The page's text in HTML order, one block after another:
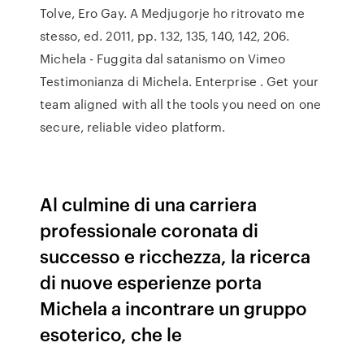
Tolve, Ero Gay. A Medjugorje ho ritrovato me
stesso, ed. 2011, pp. 132, 135, 140, 142, 206.
Michela - Fuggita dal satanismo on Vimeo
Testimonianza di Michela. Enterprise . Get your
team aligned with all the tools you need on one
secure, reliable video platform.
Al culmine di una carriera
professionale coronata di
successo e ricchezza, la ricerca
di nuove esperienze porta
Michela a incontrare un gruppo
esoterico, che le